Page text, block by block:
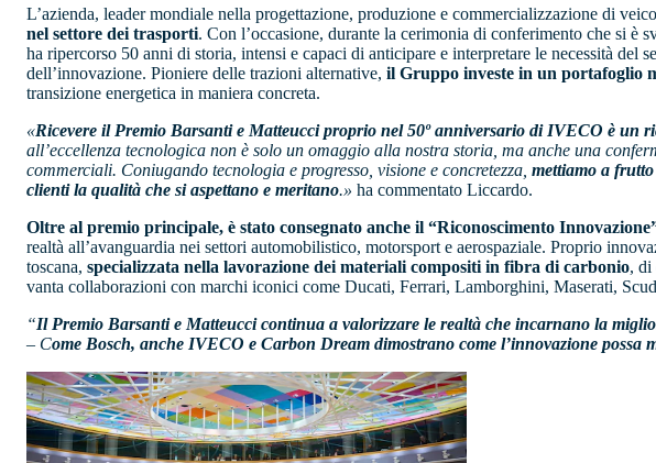
L’azienda, leader mondiale nella progettazione, produzione e commercializzazione di
nel settore dei trasporti. Con l’occasione, durante la cerimonia di conferimento che si
ha ripercorso 50 anni di storia, intensi e capaci di anticipare e interpretare le necessità
dell’innovazione. Pioniere delle trazioni alternative, il Gruppo investe in un portafoglio
transizione energetica in maniera concreta.
«Ricevere il Premio Barsanti e Matteucci proprio nel 50º anniversario di IVECO è un
all’eccellenza tecnologica non è solo un omaggio alla nostra storia, ma anche una
commerciali. Coniugando tecnologia e progresso, visione e concretezza, mettiamo a
clienti la qualità che si aspettano e meritano.» ha commentato Liccardo.
Oltre al premio principale, è stato consegnato anche il “Riconoscimento
realtà all’avanguardia nei settori automobilistico, motorsport e aerospaziale. Proprio
toscana, specializzata nella lavorazione dei materiali compositi in fibra di carbonio, di
vanta collaborazioni con marchi iconici come Ducati, Ferrari, Lamborghini, Maserati,
“Il Premio Barsanti e Matteucci continua a valorizzare le realtà che incarnano la
– Come Bosch, anche IVECO e Carbon Dream dimostrano come l’innovazione possa